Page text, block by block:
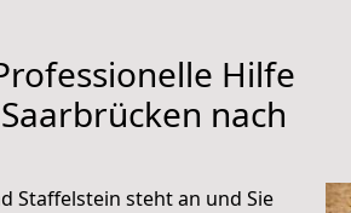
Hilfe
nach
Staffelstein steht an und Sie